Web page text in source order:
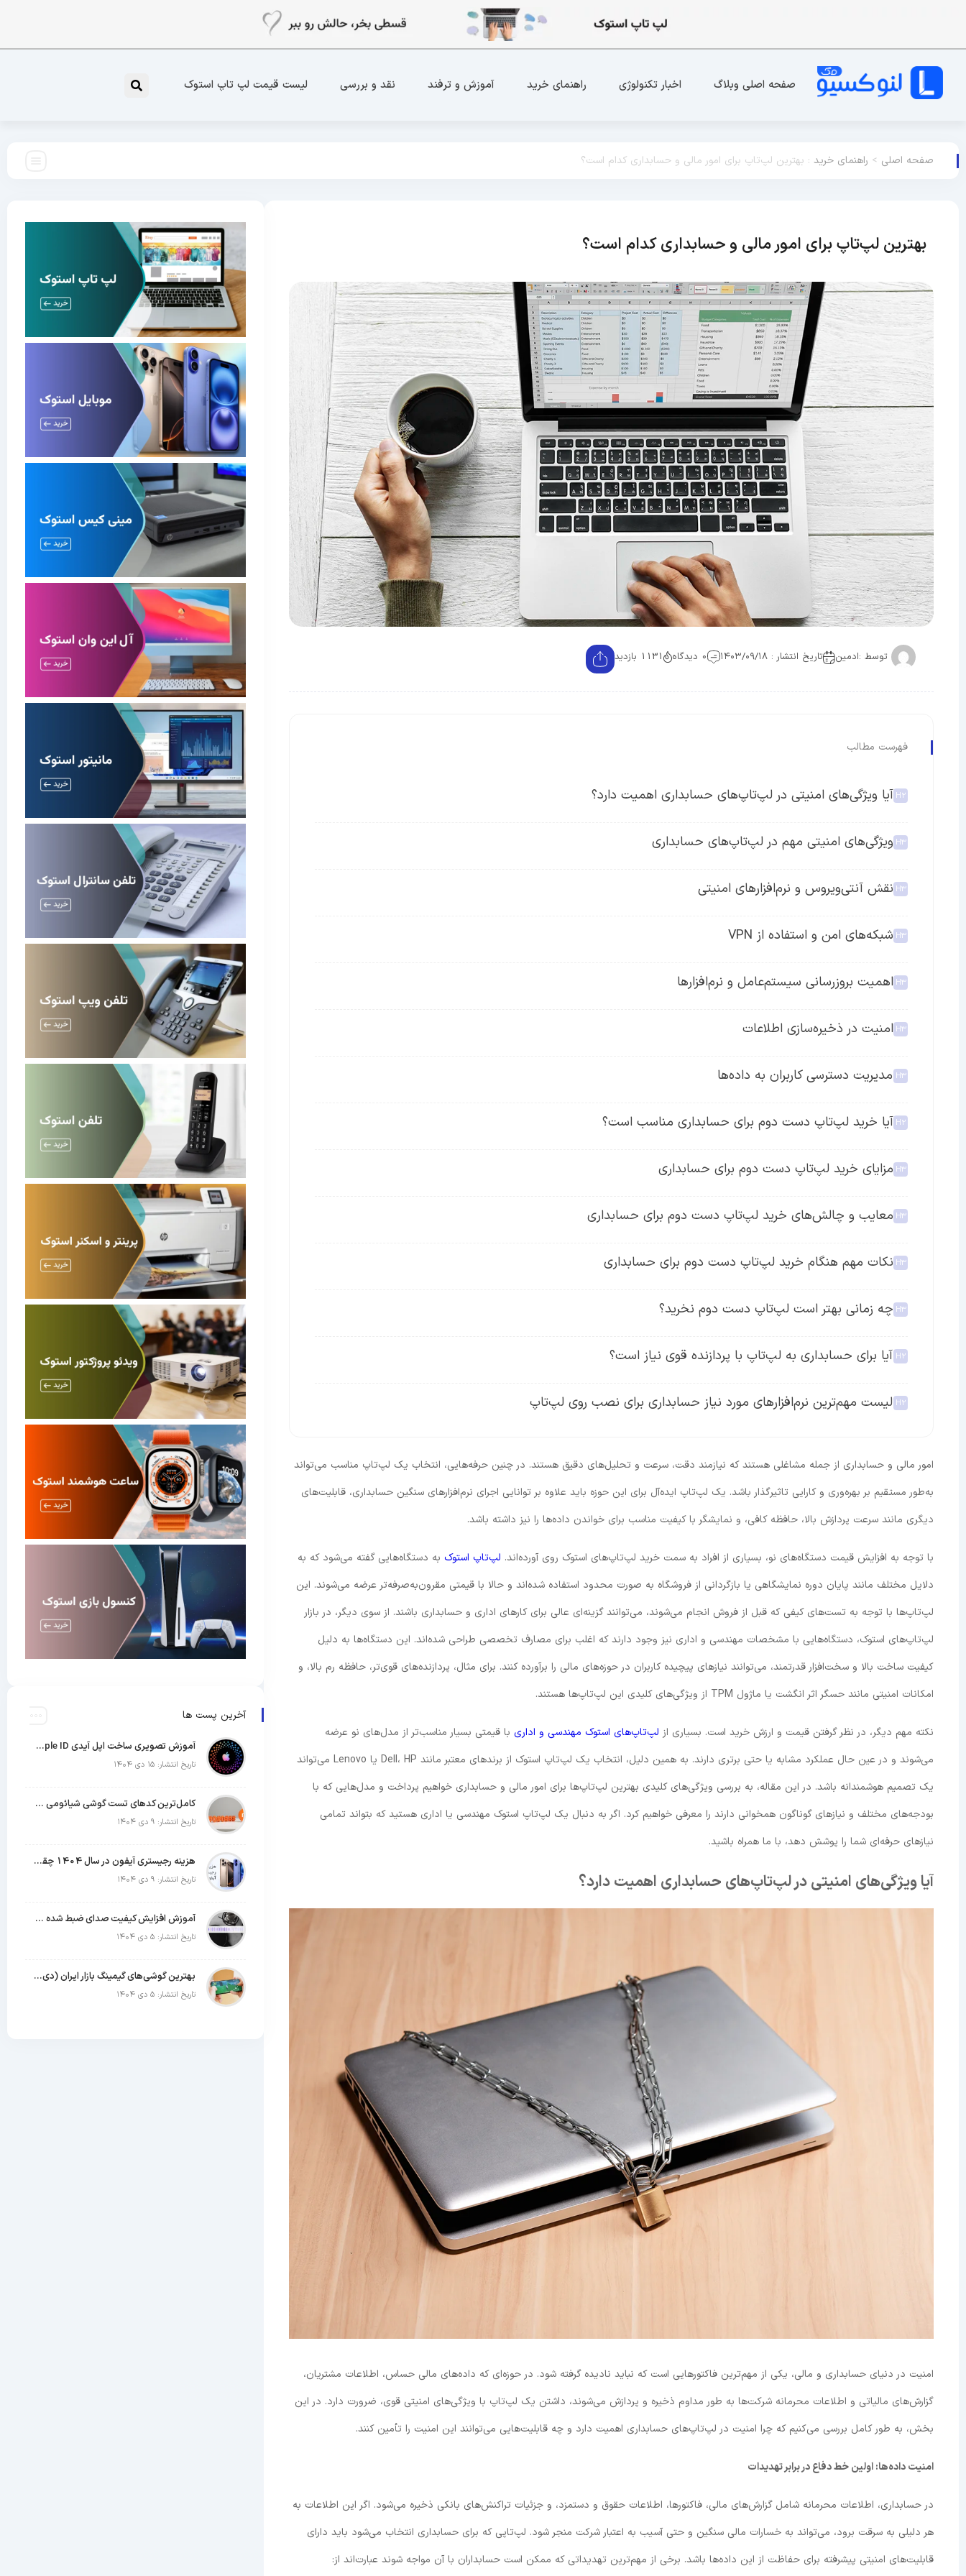
صفحه اصلی وبلاگ اخبار تکنولوژی راهنمای خرید آموزش و ترفند نقد و بررسی لیست قیمت لپ تاپ استوک
صفحه اصلی > راهنمای خرید : بهترین لپ‌تاپ برای امور مالی و حسابداری کدام است؟
بهترین لپ‌تاپ برای امور مالی و حسابداری کدام است؟
توسط :ادمین تاریخ انتشار : ۱۴۰۳/۰۹/۱۸ 0 دیدگاه 1131 بازدید
فهرست مطالب
آیا ویژگی‌های امنیتی در لپ‌تاپ‌های حسابداری اهمیت دارد؟
ویژگی‌های امنیتی مهم در لپ‌تاپ‌های حسابداری
نقش آنتی‌ویروس و نرم‌افزارهای امنیتی
شبکه‌های امن و استفاده از VPN
اهمیت بروزرسانی سیستم‌عامل و نرم‌افزارها
امنیت در ذخیره‌سازی اطلاعات
مدیریت دسترسی کاربران به داده‌ها
آیا خرید لپ‌تاپ دست دوم برای حسابداری مناسب است؟
مزایای خرید لپ‌تاپ دست دوم برای حسابداری
معایب و چالش‌های خرید لپ‌تاپ دست دوم برای حسابداری
نکات مهم هنگام خرید لپ‌تاپ دست دوم برای حسابداری
چه زمانی بهتر است لپ‌تاپ دست دوم نخرید؟
آیا برای حسابداری به لپ‌تاپ با پردازنده قوی نیاز است؟
لیست مهم‌ترین نرم‌افزارهای مورد نیاز حسابداری برای نصب روی لپ‌تاپ
امور مالی و حسابداری از جمله مشاغلی هستند که نیازمند دقت، سرعت و تحلیل‌های دقیق هستند. در چنین حرفه‌هایی، انتخاب یک لپ‌تاپ مناسب می‌تواند
به‌طور مستقیم بر بهره‌وری و کارایی تاثیرگذار باشد. یک لپ‌تاپ ایده‌آل برای این حوزه باید علاوه بر توانایی اجرای نرم‌افزارهای سنگین حسابداری، قابلیت‌های
دیگری مانند سرعت پردازش بالا، حافظه کافی، و نمایشگر با کیفیت مناسب برای خواندن داده‌ها را نیز داشته باشد.
با توجه به افزایش قیمت دستگاه‌های نو، بسیاری از افراد به سمت خرید لپ‌تاپ‌های استوک روی آورده‌اند. لپ‌تاپ استوک به دستگاه‌هایی گفته می‌شود که به
دلایل مختلف مانند پایان دوره نمایشگاهی یا بازگردانی از فروشگاه به صورت محدود استفاده شده‌اند و حالا با قیمتی مقرون‌به‌صرفه‌تر عرضه می‌شوند. این
لپ‌تاپ‌ها با توجه به تست‌های کیفی که قبل از فروش انجام می‌شوند، می‌توانند گزینه‌ای عالی برای کارهای اداری و حسابداری باشند. از سوی دیگر، در بازار
لپ‌تاپ‌های استوک، دستگاه‌هایی با مشخصات مهندسی و اداری نیز وجود دارند که اغلب برای مصارف تخصصی طراحی شده‌اند. این دستگاه‌ها به دلیل
کیفیت ساخت بالا و سخت‌افزار قدرتمند، می‌توانند نیازهای پیچیده کاربران در حوزه‌های مالی را برآورده کنند. برای مثال، پردازنده‌های قوی‌تر، حافظه رم بالا، و
امکانات امنیتی مانند حسگر اثر انگشت یا ماژول TPM از ویژگی‌های کلیدی این لپ‌تاپ‌ها هستند.
نکته مهم دیگر، در نظر گرفتن قیمت و ارزش خرید است. بسیاری از لپ‌تاپ‌های استوک مهندسی و اداری با قیمتی بسیار مناسب‌تر از مدل‌های نو عرضه
می‌شوند و در عین حال عملکرد مشابه یا حتی برتری دارند. به همین دلیل، انتخاب یک لپ‌تاپ استوک از برندهای معتبر مانند Dell، HP یا Lenovo می‌تواند
یک تصمیم هوشمندانه باشد. در این مقاله، به بررسی ویژگی‌های کلیدی بهترین لپ‌تاپ‌ها برای امور مالی و حسابداری خواهیم پرداخت و مدل‌هایی که با
بودجه‌های مختلف و نیازهای گوناگون همخوانی دارند را معرفی خواهیم کرد. اگر به دنبال یک لپ‌تاپ استوک مهندسی یا اداری هستید که بتواند تمامی
نیازهای حرفه‌ای شما را پوشش دهد، با ما همراه باشید.
آیا ویژگی‌های امنیتی در لپ‌تاپ‌های حسابداری اهمیت دارد؟
امنیت در دنیای حسابداری و مالی، یکی از مهم‌ترین فاکتورهایی است که نباید نادیده گرفته شود. در حوزه‌ای که داده‌های مالی حساس، اطلاعات مشتریان،
گزارش‌های مالیاتی و اطلاعات محرمانه شرکت‌ها به طور مداوم ذخیره و پردازش می‌شوند، داشتن یک لپ‌تاپ با ویژگی‌های امنیتی قوی، ضرورت دارد. در این
بخش، به طور کامل بررسی می‌کنیم که چرا امنیت در لپ‌تاپ‌های حسابداری اهمیت دارد و چه قابلیت‌هایی می‌توانند این امنیت را تأمین کنند.
امنیت داده‌ها: اولین خط دفاع در برابر تهدیدات
در حسابداری، اطلاعات محرمانه شامل گزارش‌های مالی، فاکتورها، اطلاعات حقوق و دستمزد، و جزئیات تراکنش‌های بانکی ذخیره می‌شود. اگر این اطلاعات به
هر دلیلی به سرقت برود، می‌تواند به خسارات مالی سنگین و حتی آسیب به اعتبار شرکت منجر شود. لپ‌تاپی که برای حسابداری انتخاب می‌شود باید دارای
قابلیت‌های امنیتی پیشرفته برای حفاظت از این داده‌ها باشد. برخی از مهم‌ترین تهدیداتی که ممکن است حسابداران با آن مواجه شوند عبارت‌اند از:
آخرین پست ها
آموزش تصویری ساخت اپل آیدی Apple ID رایگان (روش های تست شده)
تاریخ انتشار: ۱۵ دی ۱۴۰۴
کامل‌ترین کدهای تست گوشی شیائومی | جدول کدهای مخفی Xiaomi
تاریخ انتشار: ۹ دی ۱۴۰۴
هزینه رجیستری آیفون در سال 1404 چقدر است؟
تاریخ انتشار: ۹ دی ۱۴۰۴
آموزش افزایش کیفیت صدای ضبط شده با میکروفون
تاریخ انتشار: ۵ دی ۱۴۰۴
بهترین گوشی‌های گیمینگ بازار ایران (دی ۱۴۰۴)
تاریخ انتشار: ۵ دی ۱۴۰۴